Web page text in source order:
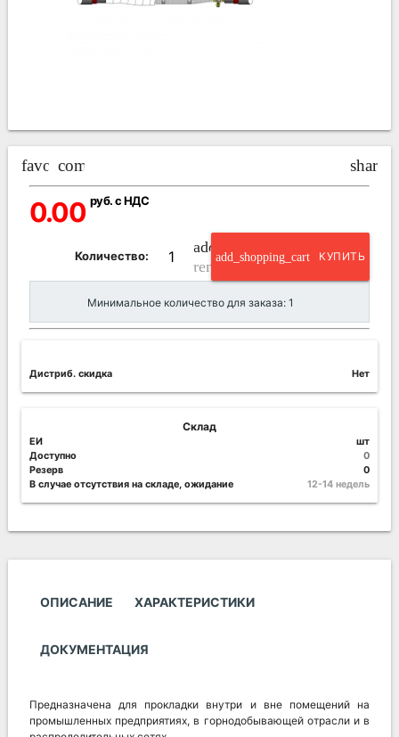
favorite_border
compare_arrows share
0.00 руб. с НДС
Количество:
add_circle_outline
remove_circle_outline
add_shopping_cart КУПИТЬ
Минимальное количество для заказа: 1
Дистриб. скидка Нет
Склад
ЕИ
шт
Доступно
0
Резерв
0
В случае отсутствия на складе, ожидание
12-14 недель
ОПИСАНИЕ ХАРАКТЕРИСТИКИ
ДОКУМЕНТАЦИЯ
Предназначена для прокладки внутри и вне помещений на
промышленных предприятиях, в горнодобывающей отрасли и в